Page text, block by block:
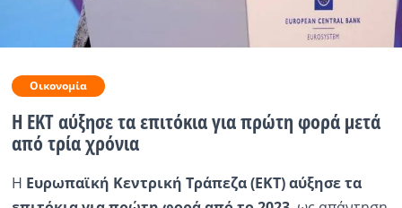
Αθλητικά
Ραδιόφωνο LIVE
Εκπομπές
Οικονομία
Η ΕΚΤ αύξησε τα επιτόκια για πρώτη φορά μετά
από τρία χρόνια
Η Ευρωπαϊκή Κεντρική Τράπεζα (ΕΚΤ) αύξησε τα